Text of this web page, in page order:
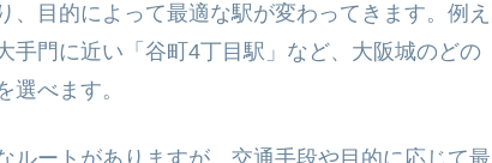
目的によって最適な駅が変わってきます。例え
手門に近い「谷町4丁目駅」など、大阪城のどの
べます。